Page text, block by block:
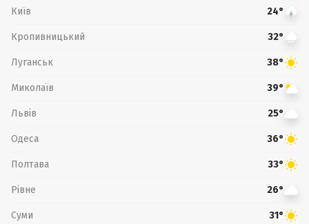
Київ 24°
Кропивницький 32°
Луганськ 38°
Миколаїв 39°
Львів 25°
Одеса 36°
Полтава 33°
Рівне 26°
Суми 31°